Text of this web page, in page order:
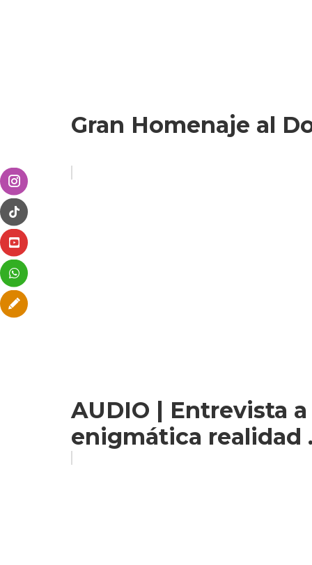
Gran Homenaje al
AUDIO | Entrevista
enigmática realidad